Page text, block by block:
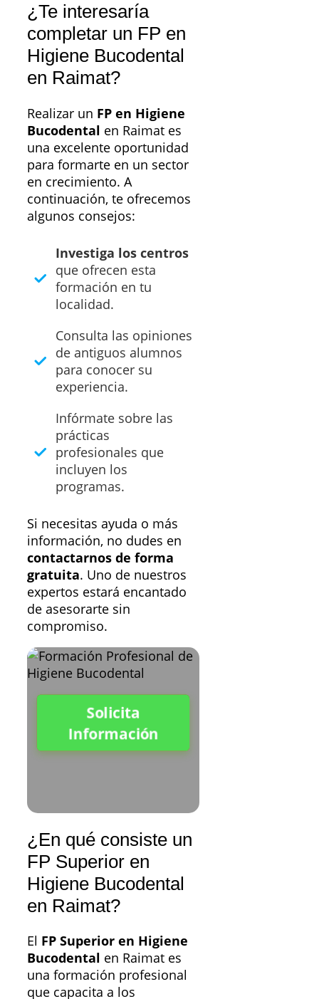
¿Te interesaría
completar un FP en
Higiene Bucodental
en Raimat?
Realizar un FP en Higiene
Bucodental en Raimat es
una excelente oportunidad
para formarte en un sector
en crecimiento. A
continuación, te ofrecemos
algunos consejos:
Investiga los centros
que ofrecen esta
formación en tu
localidad.
Consulta las opiniones
de antiguos alumnos
para conocer su
experiencia.
Infórmate sobre las
prácticas
profesionales que
incluyen los
programas.
Si necesitas ayuda o más
información, no dudes en
contactarnos de forma
gratuita. Uno de nuestros
expertos estará encantado
de asesorarte sin
compromiso.
Solicita
Información
¿En qué consiste un
FP Superior en
Higiene Bucodental
en Raimat?
El FP Superior en Higiene
Bucodental en Raimat es
una formación profesional
que capacita a los